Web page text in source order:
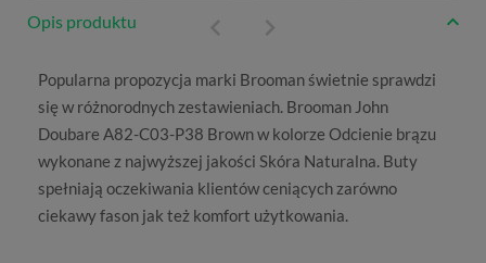
Opis produktu
Popularna propozycja marki Brooman świetnie sprawdzi
się w różnorodnych zestawieniach. Brooman John
Doubare A82-C03-P38 Brown w kolorze Odcienie brązu
wykonane z najwyższej jakości Skóra Naturalna. Buty
spełniają oczekiwania klientów ceniących zarówno
ciekawy fason jak też komfort użytkowania.